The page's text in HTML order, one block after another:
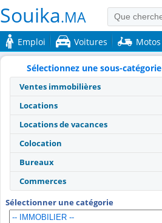
Souika.MA
Emploi Voitures Motos
Sélectionnez une sous-catégorie
Ventes immobilières
Locations
Locations de vacances
Colocation
Bureaux
Commerces
Sélectionner une catégorie